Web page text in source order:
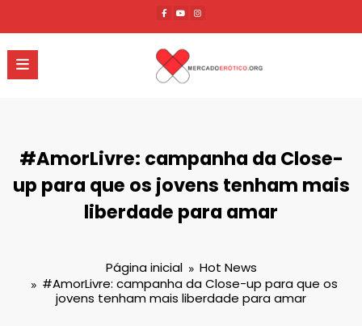
o
conteúdo
#AmorLivre: campanha da Close-
up para que os jovens tenham mais
liberdade para amar
Página inicial
Hot News
#AmorLivre: campanha da Close-up para que os
jovens tenham mais liberdade para amar